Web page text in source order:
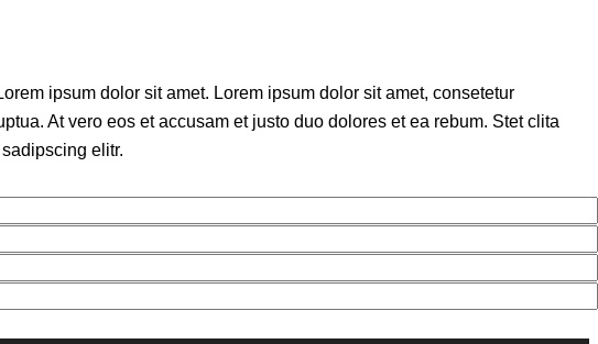
ipsum dolor sit amet. Lorem ipsum dolor sit amet, consetetur
At vero eos et accusam et justo duo dolores et ea rebum. Stet clita
elitr.